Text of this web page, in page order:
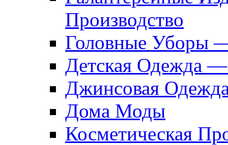
Производство
Головные Уборы
Детская Одежда
Джинсовая
Дома Моды
Косметическая